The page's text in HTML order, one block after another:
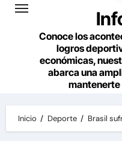
Conoce los
logros
económicas,
abarca una
mantenerte
Inicio Deporte Brasil